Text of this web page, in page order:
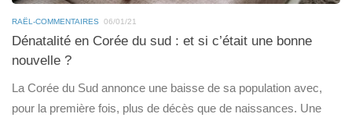
RAËL-COMMENTAIRES 06/01/21
Dénatalité en Corée du sud : et si c’était une bonne
nouvelle ?
La Corée du Sud annonce une baisse de sa population avec,
pour la première fois, plus de décès que de naissances. Une